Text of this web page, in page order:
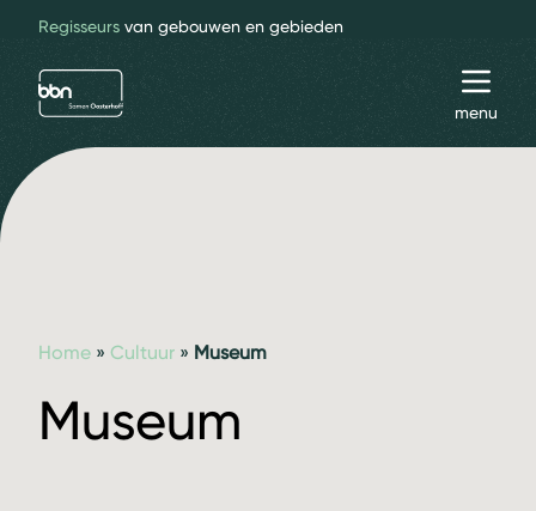
Regisseurs van gebouwen en gebieden
bbn adviseurs
menu
Home » Cultuur » Museum
Museum